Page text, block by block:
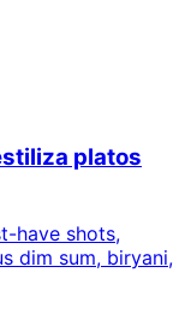
platos
have shots,
dim sum, biryani,